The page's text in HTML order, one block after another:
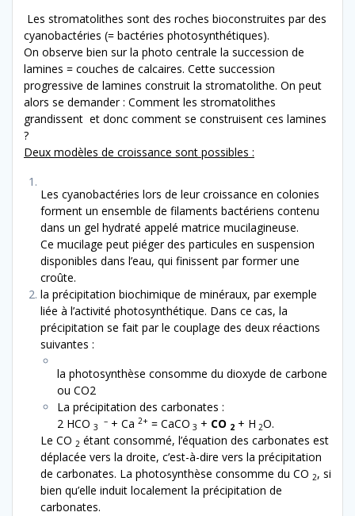
Les stromatolithes sont des roches bioconstruites par des
cyanobactéries (= bactéries photosynthétiques).
On observe bien sur la photo centrale la succession de
lamines = couches de calcaires. Cette succession
progressive de lamines construit la stromatolithe. On peut
alors se demander : Comment les stromatolithes
grandissent et donc comment se construisent ces lamines
?
Deux modèles de croissance sont possibles :
Les cyanobactéries lors de leur croissance en colonies
forment un ensemble de filaments bactériens contenu
dans un gel hydraté appelé matrice mucilagineuse.
Ce mucilage peut piéger des particules en suspension
disponibles dans l’eau, qui finissent par former une
croûte.
la précipitation biochimique de minéraux, par exemple
liée à l’activité photosynthétique. Dans ce cas, la
précipitation se fait par le couplage des deux réactions
suivantes :
la photosynthèse consomme du dioxyde de carbone
ou CO2
La précipitation des carbonates :
2 HCO 3
– + Ca 2+ = CaCO 3 + CO 2 + H 2O.
Le CO 2 étant consommé, l’équation des carbonates est
déplacée vers la droite, c’est-à-dire vers la précipitation
de carbonates. La photosynthèse consomme du CO 2, si
bien qu’elle induit localement la précipitation de
carbonates.